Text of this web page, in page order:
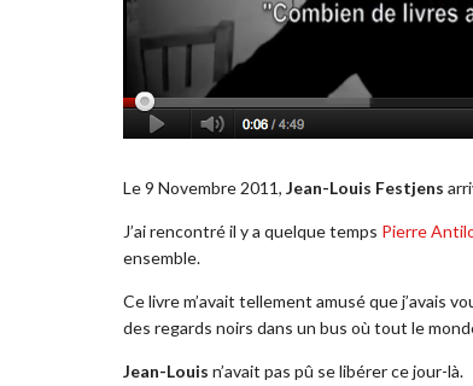
Le 9 Novembre 2011, Jean-Louis Festjens
J’ai rencontré il y a quelque temps Pierre
ensemble.
Ce livre m’avait tellement amusé que j’avais
des regards noirs dans un bus où tout le
Jean-Louis n’avait pas pû se libérer ce jour-là.